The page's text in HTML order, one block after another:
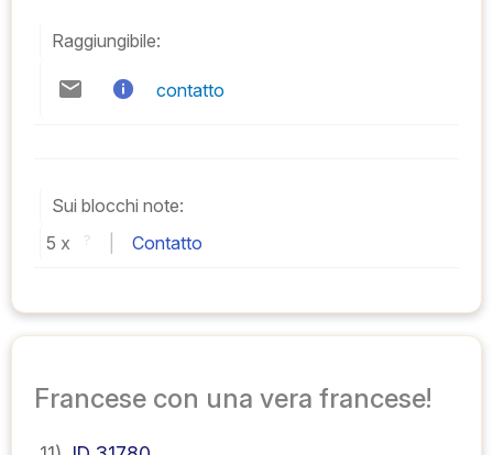
Raggiungibile:
contatto
Sui blocchi note:
5 x ? Contatto
Francese con una vera francese!